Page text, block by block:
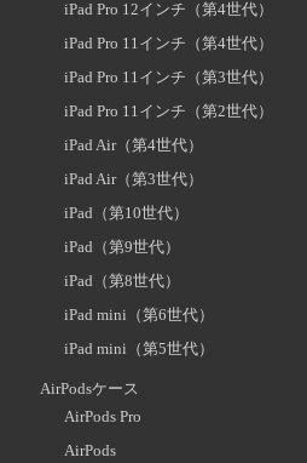
iPad Pro 12インチ（第4世代）
iPad Pro 11インチ（第4世代）
iPad Pro 11インチ（第3世代）
iPad Pro 11インチ（第2世代）
iPad Air（第4世代）
iPad Air（第3世代）
iPad（第10世代）
iPad（第9世代）
iPad（第8世代）
iPad mini（第6世代）
iPad mini（第5世代）
AirPodsケース
AirPods Pro
AirPods